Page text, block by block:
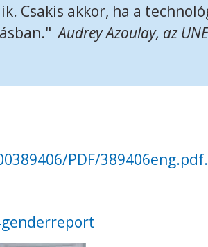
Csakis akkor, ha a
Audrey Azoulay, az
PDF/